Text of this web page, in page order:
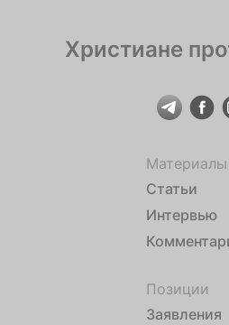
Христиане
Материалы
Статьи
Интервью
Позиции
Заявления